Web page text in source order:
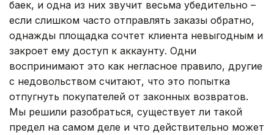
баек, и одна из них звучит весьма убедительно –
если слишком часто отправлять заказы обратно,
однажды площадка сочтет клиента невыгодным и
закроет ему доступ к аккаунту. Одни
воспринимают это как негласное правило, другие
с недовольством считают, что это попытка
отпугнуть покупателей от законных возвратов.
Мы решили разобраться, существует ли такой
предел на самом деле и что действительно может